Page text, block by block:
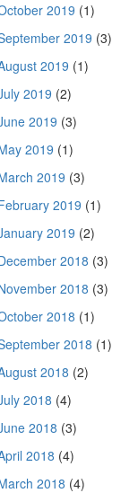
2019 (1)
2019 (3)
2019 (1)
2019 (2)
2019 (3)
2019 (1)
2019 (3)
2019 (1)
2019 (2)
2018 (3)
2018 (3)
2018 (1)
2018 (1)
2018 (2)
2018 (4)
2018 (3)
2018 (4)
2018 (4)